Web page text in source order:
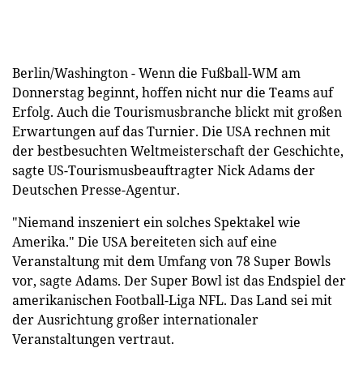
Berlin/Washington - Wenn die Fußball-WM am
Donnerstag beginnt, hoffen nicht nur die Teams auf
Erfolg. Auch die Tourismusbranche blickt mit großen
Erwartungen auf das Turnier. Die USA rechnen mit
der bestbesuchten Weltmeisterschaft der Geschichte,
sagte US-Tourismusbeauftragter Nick Adams der
Deutschen Presse-Agentur.
"Niemand inszeniert ein solches Spektakel wie
Amerika." Die USA bereiteten sich auf eine
Veranstaltung mit dem Umfang von 78 Super Bowls
vor, sagte Adams. Der Super Bowl ist das Endspiel der
amerikanischen Football-Liga NFL. Das Land sei mit
der Ausrichtung großer internationaler
Veranstaltungen vertraut.